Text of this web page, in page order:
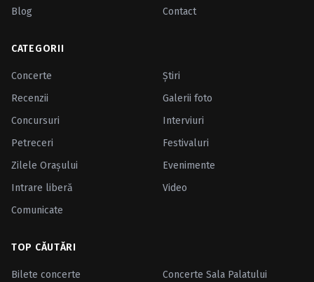
Blog
Contact
CATEGORII
Concerte
Ştiri
Recenzii
Galerii foto
Concursuri
Interviuri
Petreceri
Festivaluri
Zilele Oraşului
Evenimente
Intrare liberă
Video
Comunicate
TOP CĂUTĂRI
Bilete concerte Concerte Sala Palatului